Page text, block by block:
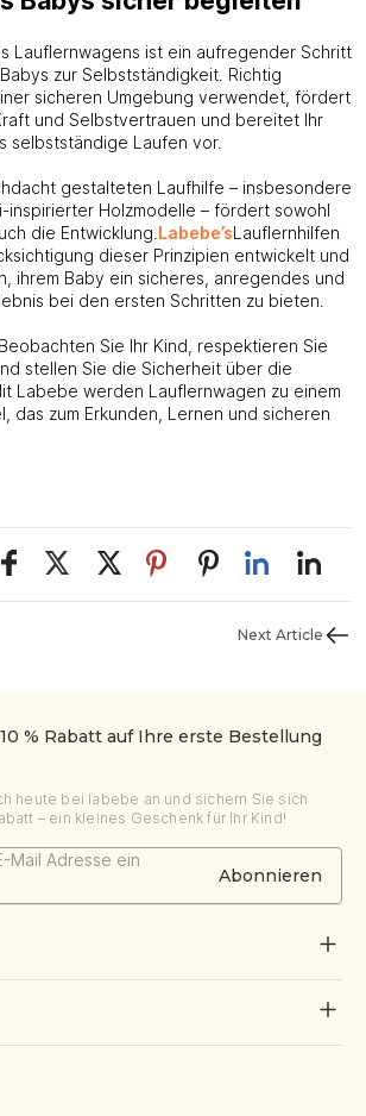
Lauflernwagens ist ein aufregender Schritt
zur Selbstständigkeit. Richtig
sicheren Umgebung verwendet, fördert
und Selbstvertrauen und bereitet Ihr
selbstständige Laufen vor.
gestalteten Laufhilfe – insbesondere
inspirierter Holzmodelle – fördert sowohl
die Entwicklung. Labebe’sLauflernhilfen
dieser Prinzipien entwickelt und
ihrem Baby ein sicheres, anregendes und
bei den ersten Schritten zu bieten.
Sie Ihr Kind, respektieren Sie
stellen Sie die Sicherheit über die
Labebe werden Lauflernwagen zu einem
das zum Erkunden, Lernen und sicheren
Next Article
% Rabatt auf Ihre erste Bestellung
heute bei labebe an und sichern Sie sich
– ein kleines Geschenk für Ihr Kind!
Abonnieren